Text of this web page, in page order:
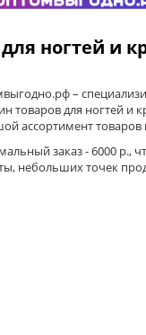
ногтей и
–
товаров для ногтей и
ассортимент
заказ - 6000 р.,
небольших точек